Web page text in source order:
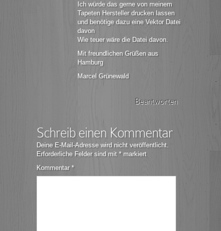
Ich würde das gerne von meinem
Tapeten Hersteller drucken lassen
und benötige dazu eine Vektor Datei
davon
Wie teuer wäre die Datei davon.
Mit freundlichen Grüßen aus
Hamburg
Marcel Grünewald
Beantworten
Schreib einen Kommentar
Deine E-Mail-Adresse wird nicht veröffentlicht.
Erforderliche Felder sind mit * markiert
Kommentar*